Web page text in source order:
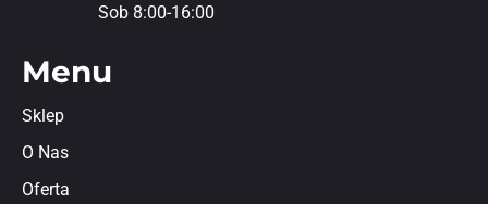
Sob 8:00-16:00
Menu
Sklep
O Nas
Oferta